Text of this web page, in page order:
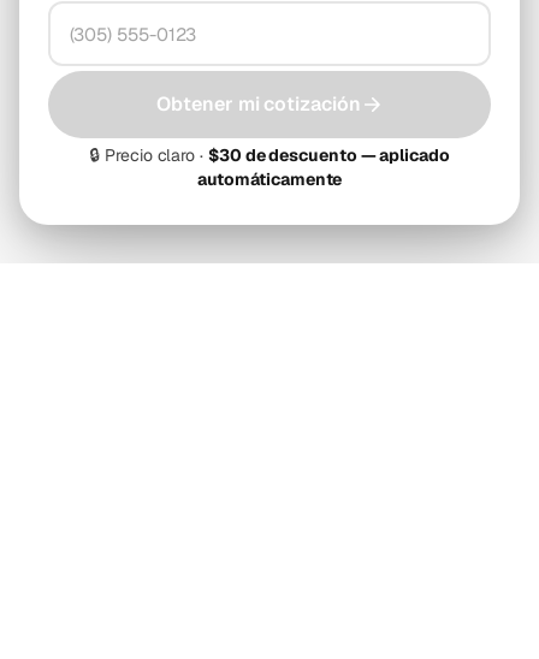
Obtener mi cotización
🔒 Precio claro · $30 de descuento — aplicado
automáticamente